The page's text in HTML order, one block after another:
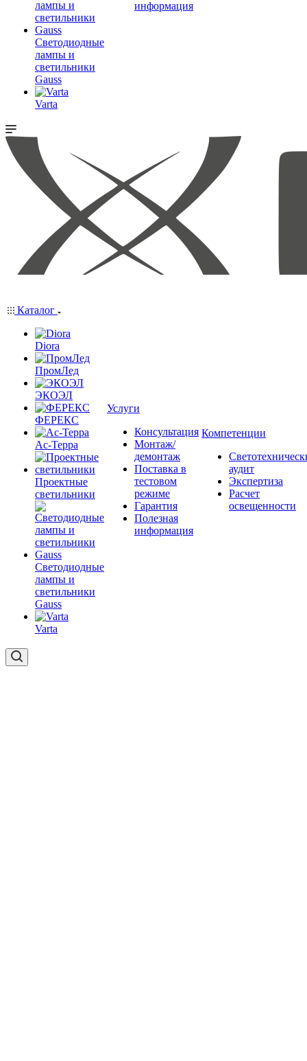
Светодиодные
лампы и
светильники
Gauss
Varta
информация
Каталог
Diora
ПромЛед
ЭКОЭЛ
ФЕРЕКС
Ас-Терра
Проектные
светильники
Светодиодные
лампы и
светильники
Gauss
Varta
Услуги
Консультация
Монтаж/
демонтаж
Поставка в
тестовом
режиме
Гарантия
Полезная
информация
Компетенции
аудит
Экспертиза
Расчет
освещенности